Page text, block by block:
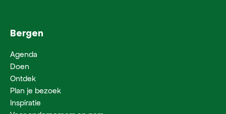
Bergen
Agenda
Doen
Ontdek
Plan je bezoek
Inspiratie